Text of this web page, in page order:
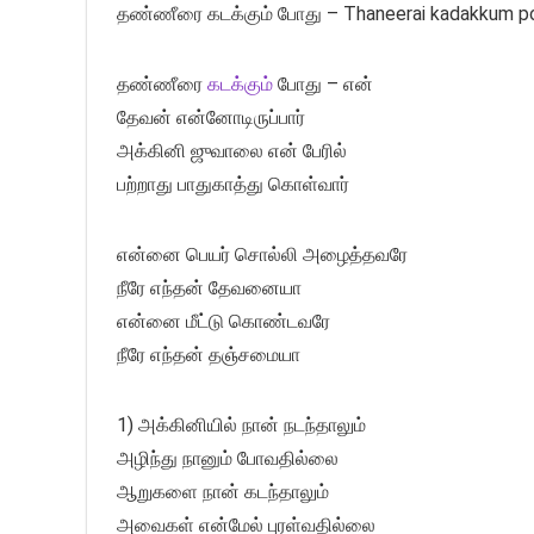
தண்ணீரை கடக்கும் போது – Thaneerai kadakkum
தண்ணீரை கடக்கும் போது – என்
தேவன் என்னோடிருப்பார்
அக்கினி ஜுவாலை என் பேரில்
பற்றாது பாதுகாத்து கொள்வார்
என்னை பெயர் சொல்லி அழைத்தவரே
நீரே எந்தன் தேவனையா
என்னை மீட்டு கொண்டவரே
நீரே எந்தன் தஞ்சமையா
1) அக்கினியில் நான் நடந்தாலும்
அழிந்து நானும் போவதில்லை
ஆறுகளை நான் கடந்தாலும்
அவைகள் என்மேல் புரள்வதில்லை